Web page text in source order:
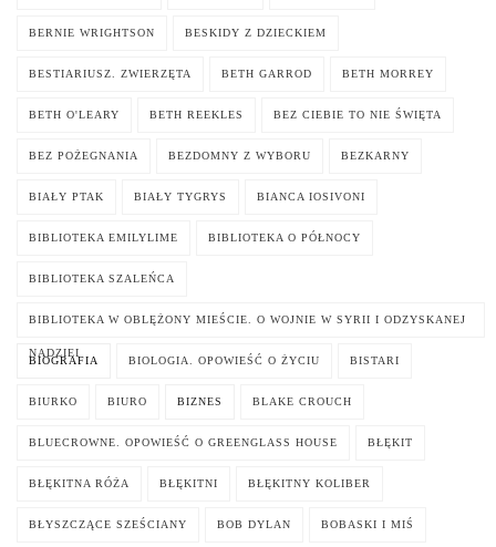
BERNIE WRIGHTSON BESKIDY Z DZIECKIEM
BESTIARIUSZ. ZWIERZĘTA BETH GARROD BETH MORREY
BETH O'LEARY BETH REEKLES BEZ CIEBIE TO NIE ŚWIĘTA
BEZ POŻEGNANIA BEZDOMNY Z WYBORU BEZKARNY
BIAŁY PTAK BIAŁY TYGRYS BIANCA IOSIVONI
BIBLIOTEKA EMILYLIME BIBLIOTEKA O PÓŁNOCY
BIBLIOTEKA SZALEŃCA
BIBLIOTEKA W OBLĘŻONY MIEŚCIE. O WOJNIE W SYRII I ODZYSKANEJ
NADZIEI
BIOGRAFIA BIOLOGIA. OPOWIEŚĆ O ŻYCIU BISTARI
BIURKO BIURO BIZNES BLAKE CROUCH
BLUECROWNE. OPOWIEŚĆ O GREENGLASS HOUSE BŁĘKIT
BŁĘKITNA RÓŻA BŁĘKITNI BŁĘKITNY KOLIBER
BŁYSZCZĄCE SZEŚCIANY BOB DYLAN BOBASKI I MIŚ